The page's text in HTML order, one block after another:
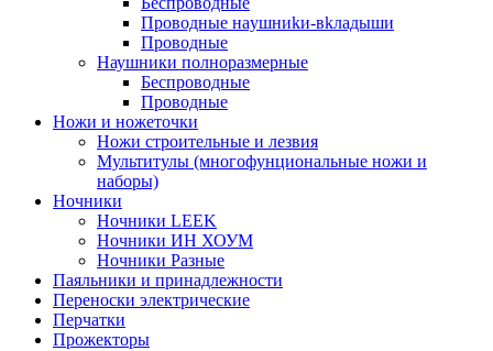
Пpoвoдныe нayшниkи-вkлaдыши
Проводные
Наушники полноразмерные
Беспроводные
Проводные
Ножи и ножеточки
Ножи строительные и лезвия
Мультитулы (многофунциональные ножи и
наборы)
Ночники
Ночники LEEK
Ночники ИН ХОУМ
Ночники Разные
Паяльники и принадлежности
Переноски электрические
Перчатки
Прожекторы